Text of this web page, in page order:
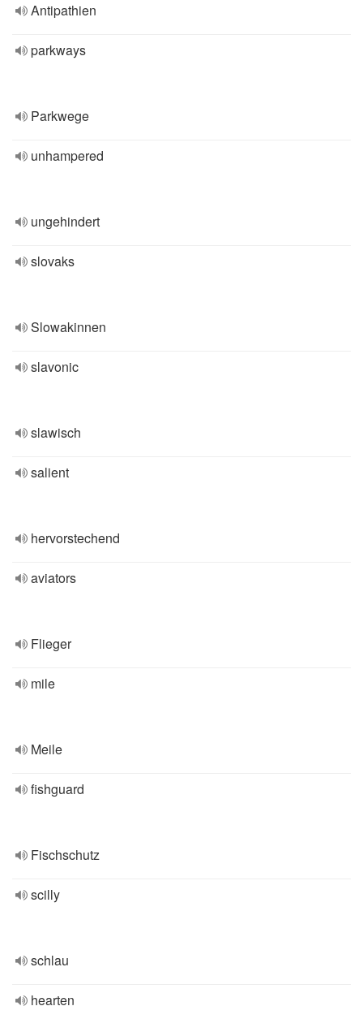
Antipathien
parkways
Parkwege
unhampered
ungehindert
slovaks
Slowakinnen
slavonic
slawisch
salient
hervorstechend
aviators
Flieger
mile
Meile
fishguard
Fischschutz
scilly
schlau
hearten